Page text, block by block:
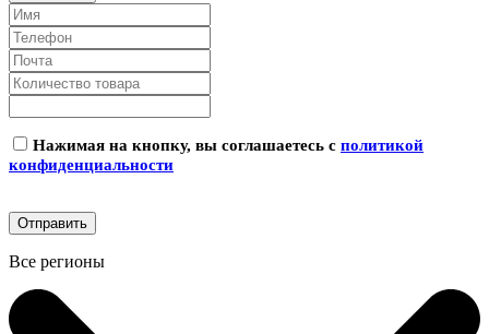
Нажимая на кнопку, вы соглашаетесь с политикой
конфиденциальности
Все регионы